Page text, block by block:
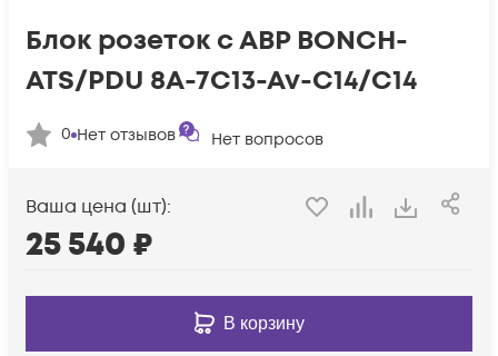
Блок розеток с АВР BONCH-
ATS/PDU 8A-7C13-Av-C14/C14
0 Нет отзывов Нет вопросов
Ваша цена (шт):
25 540 ₽
В корзину